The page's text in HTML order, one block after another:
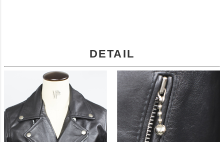
DETAIL